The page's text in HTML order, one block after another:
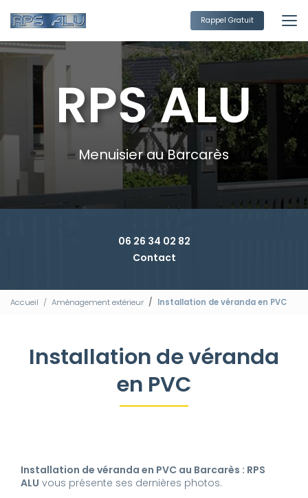
au
contenu
principal
Rappel Gratuit
Menuisier au Barcarès
06 26 34 02 82
Contact
Accueil Aménagement extérieur Installation de véranda en PVC
Installation de véranda
en PVC
Installation de véranda en PVC au Barcarès : RPS
ALU vous présente ses dernières photos.